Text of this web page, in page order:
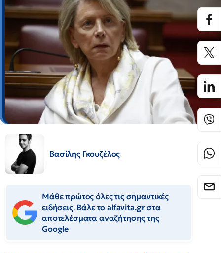
Βασίλης Γκουζέλος
Μάθε πρώτος όλες τις σημαντικές
ειδήσεις. Βάλε το alfavita.gr στα
αποτελέσματα αναζήτησης της
Google